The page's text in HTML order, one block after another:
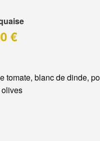
€
tomate, blanc de dinde,